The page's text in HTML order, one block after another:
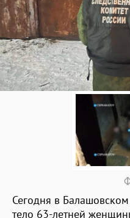
Сегодня в
тело 63-летней